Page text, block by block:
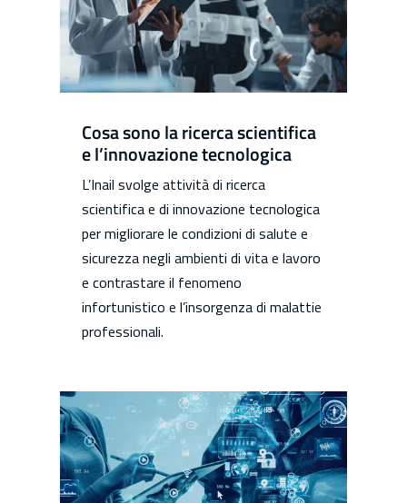
Cosa sono la ricerca scientifica
e l’innovazione tecnologica
L’Inail svolge attività di ricerca
scientifica e di innovazione tecnologica
per migliorare le condizioni di salute e
sicurezza negli ambienti di vita e lavoro
e contrastare il fenomeno
infortunistico e l’insorgenza di malattie
professionali.